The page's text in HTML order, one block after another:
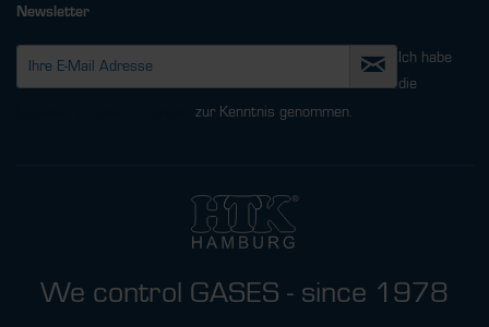
Newsletter
Ich habe
die
zur Kenntnis genommen.
We control GASES - since 1978